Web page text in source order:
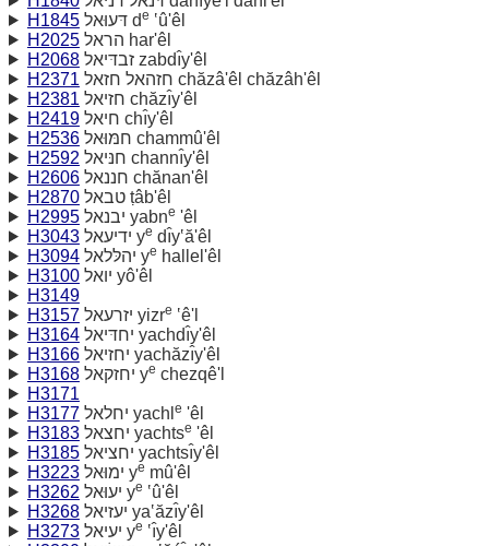
H1845
דּעוּאל de ‛û'êl
H2025
הראל har'êl
H2068
זבדּיאל zabdı̂y'êl
H2371
חזהאל חזאל chăzâ'êl chăzâh'êl
H2381
חזיאל chăzı̂y'êl
H2419
חיאל chı̂y'êl
H2536
חמּוּאל chammû'êl
H2592
חנּיאל channı̂y'êl
H2606
חננאל chănan'êl
H2870
טבאל ṭâb'êl
H2995
יבנאל yabne 'êl
H3043
ידיעאל ye dı̂y‛ă'êl
H3094
יהלּלאל ye hallel'êl
H3100
יואל yô'êl
H3149
H3157
יזרעאל yizre ‛ê'l
H3164
יחדּיאל yachdı̂y'êl
H3166
יחזיאל yachăzı̂y'êl
H3168
יחזקאל ye chezqê'l
H3171
H3177
יחלאל yachl e 'êl
H3183
יחצאל yachtse 'êl
H3185
יחציאל yachtsı̂y'êl
H3223
ימוּאל ye mû'êl
H3262
יעוּאל ye ‛û'êl
H3268
יעזיאל ya‛ăzı̂y'êl
H3273
יעיאל ye ‛ı̂y'êl